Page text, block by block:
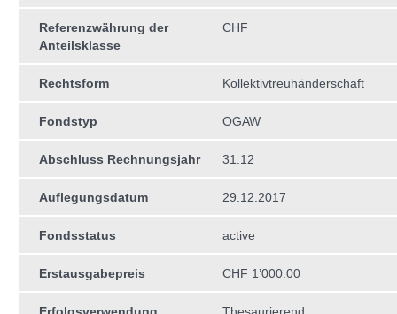
Referenzwährung der
Anteilsklasse
CHF
Rechtsform Kollektivtreuhän­derschaft
Fondstyp OGAW
Abschluss Rechnungsjahr 31.12
Auflegungsdatum 29.12.2017
Fondsstatus active
Erstausgabepreis CHF 1’000.00